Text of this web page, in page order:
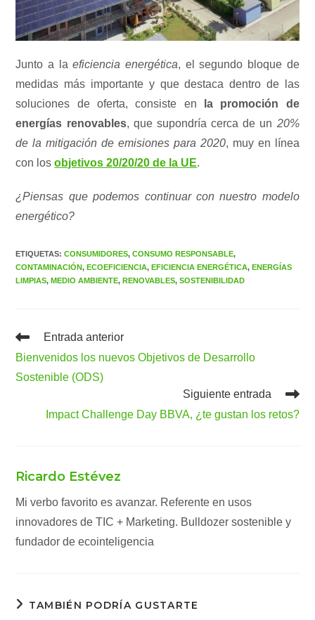
Junto a laeficiencia energética, el segundo bloque de
medidas más importante y que destaca dentro de las
soluciones de oferta, consiste en
la promoción de
energías renovables, que supondría cerca de un 20%
de la mitigación de emisiones para 2020, muy en línea
con losobjetivos 20/20/20 de la UE.
¿Piensas que podemos continuar con nuestro modelo
energético?
ETIQUETAS:CONSUMIDORES, CONSUMO RESPONSABLE,
CONTAMINACIÓN, ECOEFICIENCIA, EFICIENCIA ENERGÉTICA, ENERGÍAS
LIMPIAS, MEDIO AMBIENTE, RENOVABLES, SOSTENIBILIDAD
Leer
artículos
Entrada anterior
Bienvenidos los nuevos Objetivos de Desarrollo
Sostenible (ODS)
Siguiente entrada
Impact Challenge Day BBVA, ¿te gustan los retos?
Ricardo Estévez
Mi verbo favorito es avanzar. Referente en usos
innovadores de TIC + Marketing. Bulldozer sostenible y
fundador de ecointeligencia
TAMBIÉN PODRÍA GUSTARTE